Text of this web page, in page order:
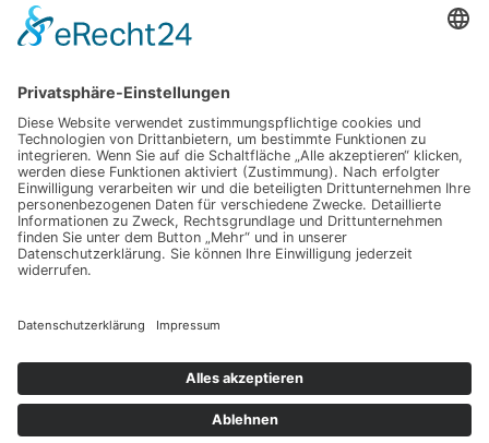
Kategorien
Best practices
Business
Hardware & Gadgets
Startups & Economy
Technologie
Copyright © 2026 Der Tech Tester